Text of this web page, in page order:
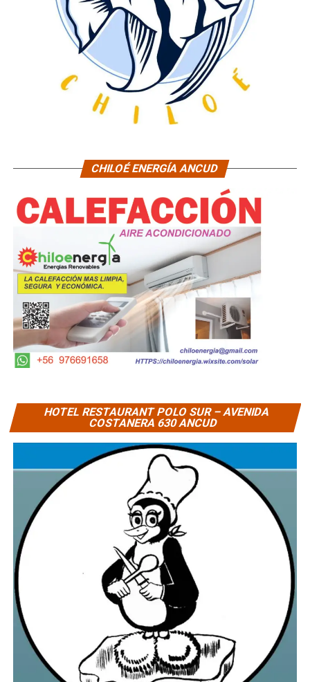
CHILOÉ ENERGÍA ANCUD
HOTEL RESTAURANT POLO SUR – AVENIDA
COSTANERA 630 ANCUD